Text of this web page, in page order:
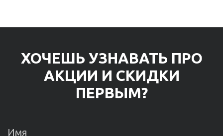
ХОЧЕШЬ УЗНАВАТЬ ПРО
АКЦИИ И СКИДКИ
ПЕРВЫМ?